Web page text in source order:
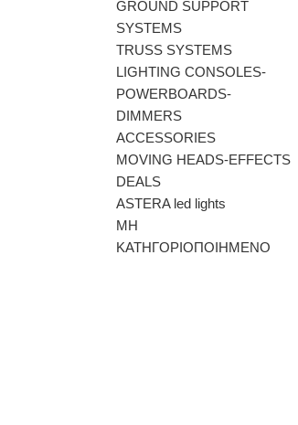
GROUND SUPPORT
SYSTEMS
TRUSS SYSTEMS
LIGHTING CONSOLES-
POWERBOARDS-
DIMMERS
ACCESSORIES
MOVING HEADS-EFFECTS
DEALS
ASTERA led lights
ΜΗ
ΚΑΤΗΓΟΡΙΟΠΟΙΗΜΕΝΟ